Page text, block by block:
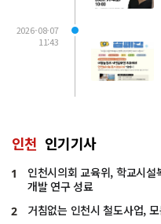
2026-08-07
11:43
인천 인기기사
1
인천시의회 교육위, 학교시설
개발 연구 성료
2 거침없는 인천시 철도사업,